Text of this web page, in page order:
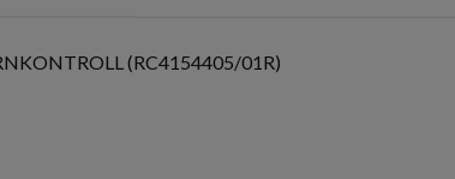
(RC4154405/01R)